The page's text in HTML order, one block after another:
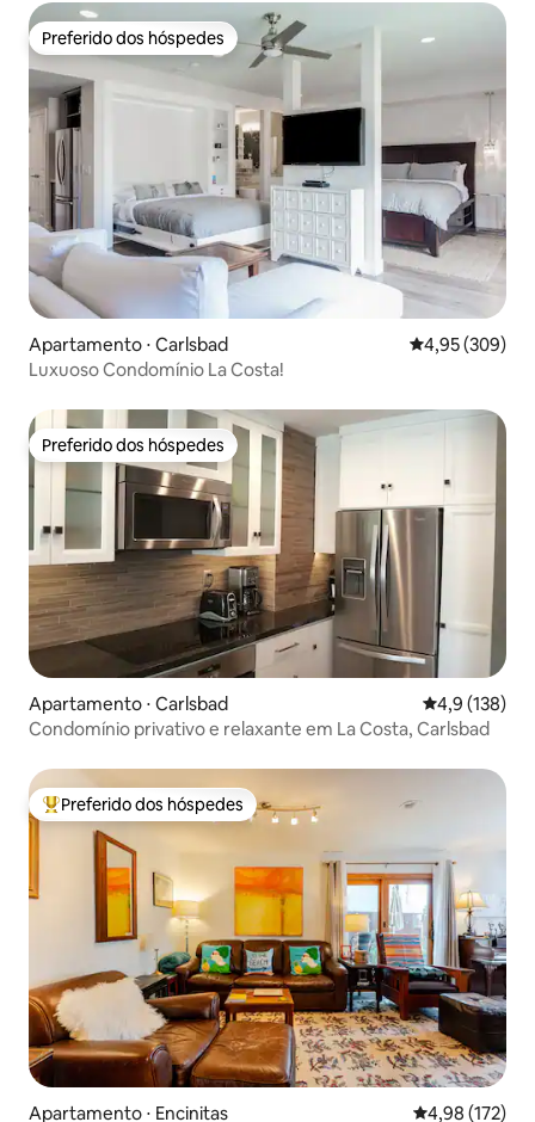
Preferido dos hóspedes
Preferido dos hóspedes
Apartamento ⋅ Carlsbad 4,95 de uma
4,95 (309)
Luxuoso Condomínio La Costa!
Preferido dos hóspedes
Preferido dos hóspedes
Apartamento ⋅ Carlsbad 4,9 de uma
4,9 (138)
Condomínio privativo e relaxante em La Costa, Carlsbad
Entre os melhores preferidos dos hóspedes
Preferido dos hóspedes
Apartamento ⋅ Encinitas 4,98 de uma
4,98 (172)